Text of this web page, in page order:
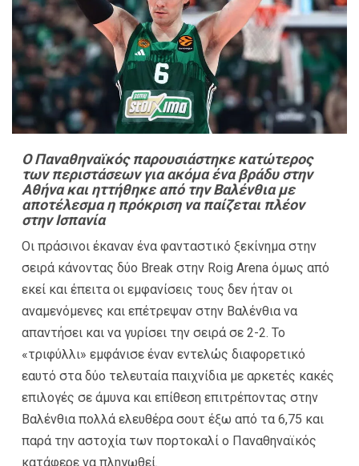
Ο Παναθηναϊκός παρουσιάστηκε κατώτερος
των περιστάσεων για ακόμα ένα βράδυ στην
Αθήνα και ηττήθηκε από την Βαλένθια με
αποτέλεσμα η πρόκριση να παίζεται πλέον
στην Ισπανία
Οι πράσινοι έκαναν ένα φανταστικό ξεκίνημα στην
σειρά κάνοντας δύο Break στην Roig Arena όμως από
εκεί και έπειτα οι εμφανίσεις τους δεν ήταν οι
αναμενόμενες και επέτρεψαν στην Βαλένθια να
απαντήσει και να γυρίσει την σειρά σε 2-2. Το
«τριφύλλι» εμφάνισε έναν εντελώς διαφορετικό
εαυτό στα δύο τελευταία παιχνίδια με αρκετές κακές
επιλογές σε άμυνα και επίθεση επιτρέποντας στην
Βαλένθια πολλά ελευθέρα σουτ έξω από τα 6,75 και
παρά την αστοχία των πορτοκαλί ο Παναθηναϊκός
κατάφερε να πληγωθεί.